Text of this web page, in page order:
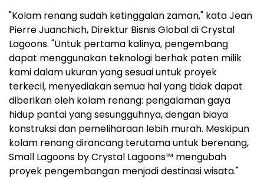
"Kolam renang sudah ketinggalan zaman," kata Jean
Pierre Juanchich, Direktur Bisnis Global di Crystal
Lagoons. "Untuk pertama kalinya, pengembang
dapat menggunakan teknologi berhak paten milik
kami dalam ukuran yang sesuai untuk proyek
terkecil, menyediakan semua hal yang tidak dapat
diberikan oleh kolam renang: pengalaman gaya
hidup pantai yang sesungguhnya, dengan biaya
konstruksi dan pemeliharaan lebih murah. Meskipun
kolam renang dirancang terutama untuk berenang,
Small Lagoons by Crystal Lagoons™ mengubah
proyek pengembangan menjadi destinasi wisata."